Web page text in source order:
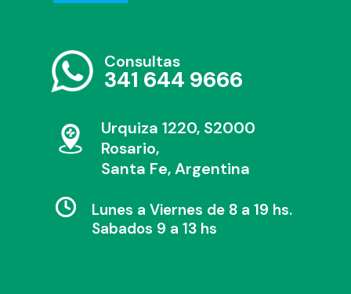
Consultas
341 644 9666
Urquiza 1220, S2000
Rosario,
Santa Fe, Argentina
Lunes a Viernes de 8 a 19 hs.
Sabados 9 a 13 hs